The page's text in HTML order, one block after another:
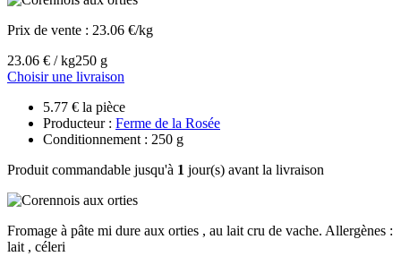
Prix de vente : 23.06 €/kg
23.06 € / kg250 g
Choisir une livraison
5.77 € la pièce
Producteur : Ferme de la Rosée
Conditionnement : 250 g
Produit commandable jusqu'à 1 jour(s) avant la livraison
Fromage à pâte mi dure aux orties , au lait cru de vache. Allergènes :
lait , céleri